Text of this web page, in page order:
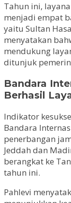
Tahun ini,
menjadi empat
yaitu Sultan
menyatakan
mendukung
ditunjuk
Bandara
Berhasil
Indikator
Bandara
penerbangan
Jeddah dan
berangkat ke
tahun ini.
Pahlevi